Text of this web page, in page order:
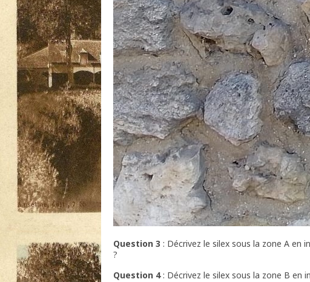
Question 3 : Décrivez le silex sous la zone A en
?
Question 4: Décrivez le silex sous la zone B en